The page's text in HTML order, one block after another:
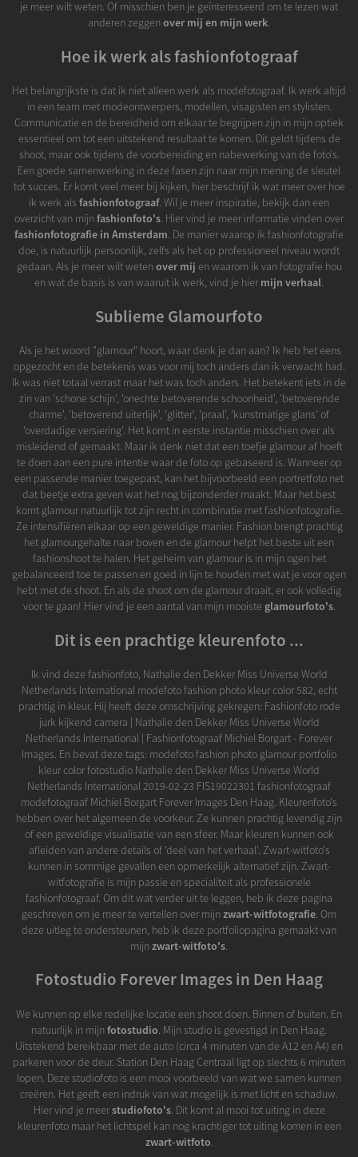
je meer wilt weten. Of misschien ben je geïnteresseerd om te lezen wat
anderen zeggenover mij en mijn werk.
Hoe ik werk als fashionfotograaf
Het belangrijkste is dat ik niet alleen werk als modefotograaf. Ik werk altijd
in een team met modeontwerpers, modellen, visagisten en stylisten.
Communicatie en de bereidheid om elkaar te begrijpen zijn in mijn optiek
essentieel om tot een uitstekend resultaat te komen. Dit geldt tijdens de
shoot, maar ook tijdens de voorbereiding en nabewerking van de foto's.
Een goede samenwerking in deze fasen zijn naar mijn mening de sleutel
tot succes. Er komt veel meer bij kijken, hier beschrijf ik wat meer over hoe
ik werk als fashionfotograaf. Wil je meer inspiratie, bekijk dan een
overzicht van mijnfashionfoto's. Hier vind je meer informatie vinden over
fashionfotografie in Amsterdam. De manier waarop ik fashionfotografie
doe, is natuurlijk persoonlijk, zelfs als het op professioneel niveau wordt
gedaan. Als je meer wilt wetenover mij en waarom ik van fotografie hou
en wat de basis is van waaruit ik werk, vind je hiermijn verhaal.
Sublieme Glamourfoto
Als je het woord "glamour" hoort, waar denk je dan aan? Ik heb het eens
opgezocht en de betekenis was voor mij toch anders dan ik verwacht had.
Ik was niet totaal verrast maar het was toch anders. Het betekent iets in de
zin van 'schone schijn', 'onechte betoverende schoonheid', 'betoverende
charme', 'betoverend uiterlijk', 'glitter', 'praal', 'kunstmatige glans' of
'overdadige versiering'. Het komt in eerste instantie misschien over als
misleidend of gemaakt. Maar ik denk niet dat een toefje glamour af hoeft
te doen aan een pure intentie waar de foto op gebaseerd is. Wanneer op
een passende manier toegepast, kan het bijvoorbeeld een portretfoto net
dat beetje extra geven wat het nog bijzonderder maakt. Maar het best
komt glamour natuurlijk tot zijn recht in combinatie met fashionfotografie.
Ze intensifiëren elkaar op een geweldige manier. Fashion brengt prachtig
het glamourgehalte naar boven en de glamour helpt het beste uit een
fashionshoot te halen. Het geheim van glamour is in mijn ogen het
gebalanceerd toe te passen en goed in lijn te houden met wat je voor ogen
hebt met de shoot. En als de shoot om de glamour draait, er ook volledig
voor te gaan! Hier vind je een aantal van mijn mooiste glamourfoto's.
Dit is een prachtige kleurenfoto ...
Ik vind deze fashionfoto, Nathalie den Dekker Miss Universe World
Netherlands International modefoto fashion photo kleur color 582, echt
prachtig in kleur. Hij heeft deze omschrijving gekregen: Fashionfoto rode
jurk kijkend camera | Nathalie den Dekker Miss Universe World
Netherlands International | Fashionfotograaf Michiel Borgart - Forever
Images. En bevat deze tags: modefoto fashion photo glamour portfolio
kleur color fotostudio Nathalie den Dekker Miss Universe World
Netherlands International 2019-02-23 FIS19022301 fashionfotograaf
modefotograaf Michiel Borgart Forever Images Den Haag. Kleurenfoto's
hebben over het algemeen de voorkeur. Ze kunnen prachtig levendig zijn
of een geweldige visualisatie van een sfeer. Maar kleuren kunnen ook
afleiden van andere details of 'deel van het verhaal'. Zwart-witfoto's
kunnen in sommige gevallen een opmerkelijk alternatief zijn. Zwart-
witfotografie is mijn passie en specialiteit als professionele
fashionfotograaf. Om dit wat verder uit te leggen, heb ik deze pagina
geschreven om je meer te vertellen over mijnzwart-witfotografie. Om
deze uitleg te ondersteunen, heb ik deze portfoliopagina gemaakt van
mijnzwart-witfoto's.
Fotostudio Forever Images in Den Haag
We kunnen op elke redelijke locatie een shoot doen. Binnen of buiten. En
natuurlijk in mijnfotostudio. Mijn studio is gevestigd in Den Haag.
Uitstekend bereikbaar met de auto (circa 4 minuten van de A12 en A4) en
parkeren voor de deur. Station Den Haag Centraal ligt op slechts 6 minuten
lopen. Deze studiofoto is een mooi voorbeeld van wat we samen kunnen
creëren. Het geeft een indruk van wat mogelijk is met licht en schaduw.
Hier vind je meerstudiofoto's. Dit komt al mooi tot uiting in deze
kleurenfoto maar het lichtspel kan nog krachtiger tot uiting komen in een
zwart-witfoto.